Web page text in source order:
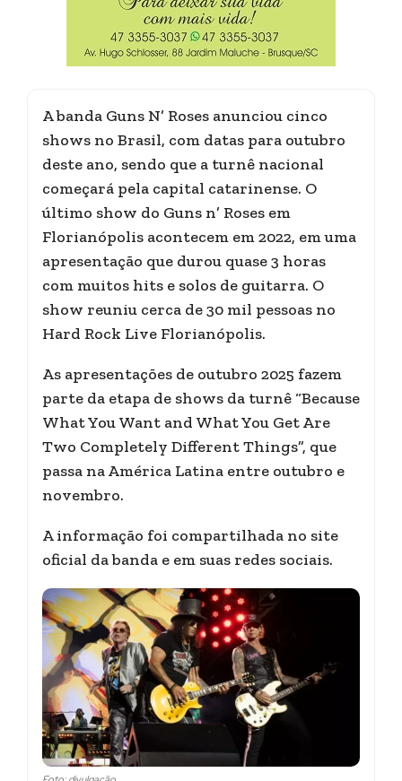
A banda Guns N’ Roses anunciou cinco
shows no Brasil, com datas para outubro
deste ano, sendo que a turnê nacional
começará pela capital catarinense. O
último show do Guns n’ Roses em
Florianópolis acontecem em 2022, em uma
apresentação que durou quase 3 horas
com muitos hits e solos de guitarra. O
show reuniu cerca de 30 mil pessoas no
Hard Rock Live Florianópolis.
As apresentações de outubro 2025 fazem
parte da etapa de shows da turnê “Because
What You Want and What You Get Are
Two Completely Different Things”, que
passa na América Latina entre outubro e
novembro.
A informação foi compartilhada no site
oficial da banda e em suas redes sociais.